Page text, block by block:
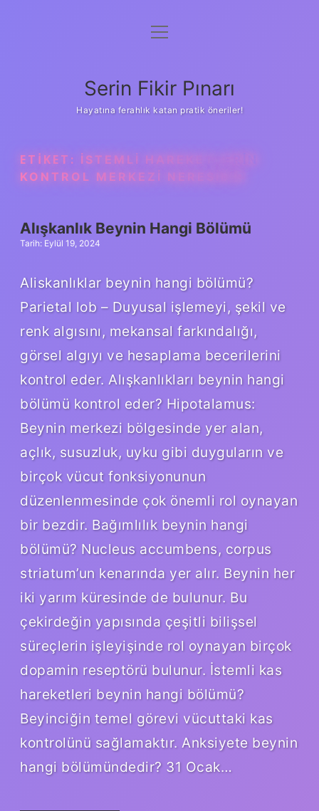
Gizlilik Politikası
Yasal Uyarı
menüyü
Serin Fikir Pınarı
Hayatına ferahlık katan pratik öneriler!
ETIKET: İSTEMLI HAREKETLERIN
KONTROL MERKEZI NERESIDIR
Alışkanlık Beynin Hangi Bölümü
Tarih: Eylül 19, 2024
Aliskanlıklar beynin hangi bölümü?
Parietal lob – Duyusal işlemeyi, şekil ve
renk algısını, mekansal farkındalığı,
görsel algıyı ve hesaplama becerilerini
kontrol eder. Alışkanlıkları beynin hangi
bölümü kontrol eder? Hipotalamus:
Beynin merkezi bölgesinde yer alan,
açlık, susuzluk, uyku gibi duyguların ve
birçok vücut fonksiyonunun
düzenlenmesinde çok önemli rol oynayan
bir bezdir. Bağımlılık beynin hangi
bölümü? Nucleus accumbens, corpus
striatum’un kenarında yer alır. Beynin her
iki yarım küresinde de bulunur. Bu
çekirdeğin yapısında çeşitli bilişsel
süreçlerin işleyişinde rol oynayan birçok
dopamin reseptörü bulunur. İstemli kas
hareketleri beynin hangi bölümü?
Beyinciğin temel görevi vücuttaki kas
kontrolünü sağlamaktır. Anksiyete beynin
hangi bölümündedir? 31 Ocak…